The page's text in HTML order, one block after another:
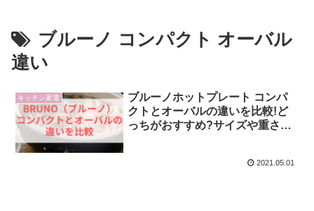
ブルーノ コンパクト オーバル
違い
キッチン家電
ブルーノホットプレート コンパ
クトとオーバルの違いを比較!ど
っちがおすすめ?サイズや重さ
2021.05.01